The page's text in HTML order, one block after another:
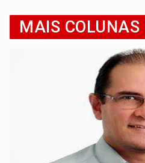
MAIS COLUNAS